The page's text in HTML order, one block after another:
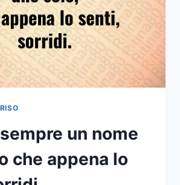
un nome
che appena lo